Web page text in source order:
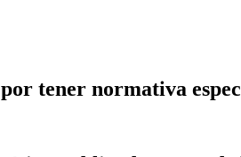
tener normativa